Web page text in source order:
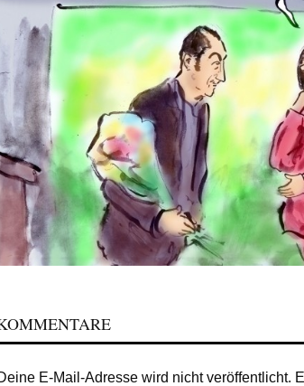
E-Mail-Adresse wird nicht veröffentlicht.